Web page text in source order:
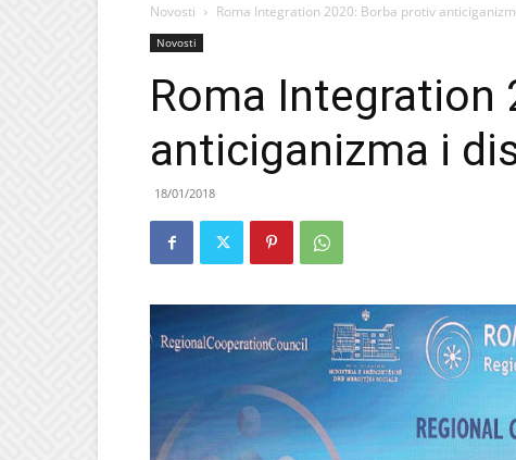
Novosti Roma Integration 2020: Borba protiv
Novosti
Roma Integration
anticiganizma i
18/01/2018